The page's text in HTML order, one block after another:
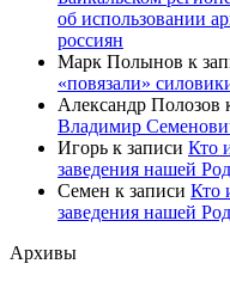
об использовании
россиян
Марк Полынов к
«повязали»
Александр Полозов
Владимир
Игорь к записи Кто
заведения нашей
Семен к записи Кто
заведения нашей
Архивы